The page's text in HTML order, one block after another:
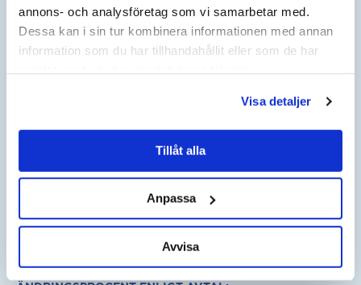
annons- och analysföretag som vi samarbetar med.
Dessa kan i sin tur kombinera informationen med annan
information som du har tillhandahållit eller som de har
Visa detaljer
Tillåt alla
Anpassa
Avvisa
JÄMFÖRELSEÅR JÄMFÖRELSE KVARTAL
HÄR KAN DU BERÄKNA
PRISFÖRÄNDRING I DITT AVTAL
ANGE NUVARANDE AVTALSBELOPP: